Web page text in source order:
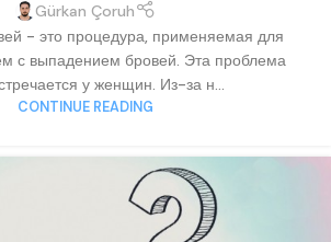
Gürkan Çoruh
- это процедура, применяемая для
с выпадением бровей. Эта проблема
у женщин. Из-за н...
CONTINUE READING